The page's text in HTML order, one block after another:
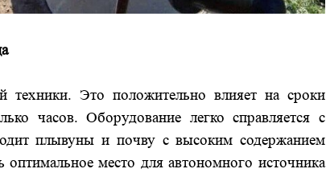
Это положительно влияет на сроки
часов. Оборудование легко справляется с
плывуны и почву с высоким содержанием
место для автономного источника